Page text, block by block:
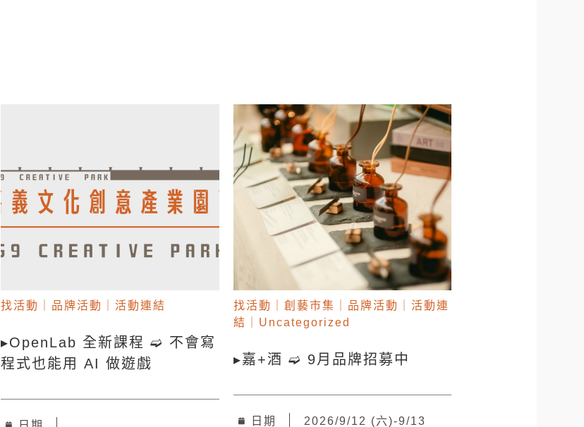
找活動 品牌活動 活動連結
▸OpenLab 全新課程 ➫ 不會寫
程式也能用 AI 做遊戲
找活動 創藝市集 品牌活動
活動連
結
Uncategorized
▸嘉+酒 ➫ 9月品牌招募中
日期 2026/9/12 (六)-9/13